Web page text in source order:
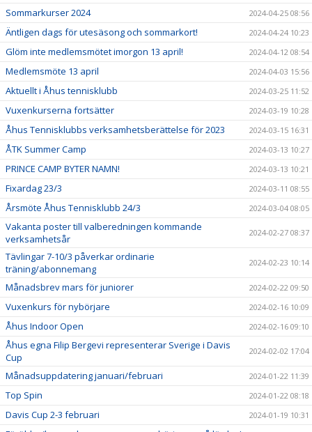
Sommarkurser 2024 2024-04-25 08:56
Äntligen dags för utesäsong och sommarkort! 2024-04-24 10:23
Glöm inte medlemsmötet imorgon 13 april! 2024-04-12 08:54
Medlemsmöte 13 april 2024-04-03 15:56
Aktuellt i Åhus tennisklubb 2024-03-25 11:52
Vuxenkurserna fortsätter 2024-03-19 10:28
Åhus Tennisklubbs verksamhetsberättelse för 2023 2024-03-15 16:31
ÅTK Summer Camp 2024-03-13 10:27
PRINCE CAMP BYTER NAMN! 2024-03-13 10:21
Fixardag 23/3 2024-03-11 08:55
Årsmöte Åhus Tennisklubb 24/3 2024-03-04 08:05
Vakanta poster till valberedningen kommande
verksamhetsår
2024-02-27 08:37
Tävlingar 7-10/3 påverkar ordinarie
träning/abonnemang
2024-02-23 10:14
Månadsbrev mars för juniorer 2024-02-22 09:50
Vuxenkurs för nybörjare 2024-02-16 10:09
Åhus Indoor Open 2024-02-16 09:10
Åhus egna Filip Bergevi representerar Sverige i Davis
Cup
2024-02-02 17:04
Månadsuppdatering januari/februari 2024-01-22 11:39
Top Spin 2024-01-22 08:18
Davis Cup 2-3 februari 2024-01-19 10:31